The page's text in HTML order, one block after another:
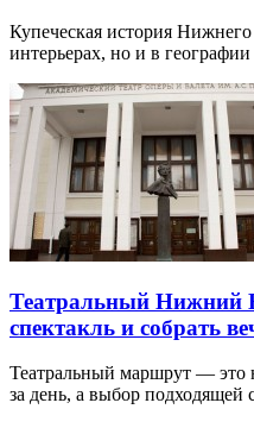
Купеческая история
интерьерах, но и в
Театральный Нижний
спектакль и собрать
Театральный маршрут — это
за день, а выбор